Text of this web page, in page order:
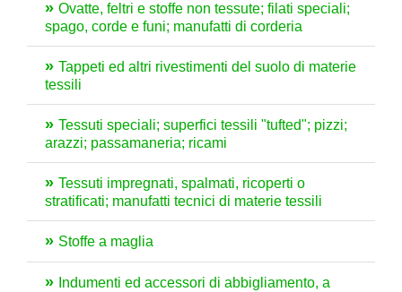
Ovatte, feltri e stoffe non tessute; filati speciali;
spago, corde e funi; manufatti di corderia
Tappeti ed altri rivestimenti del suolo di materie
tessili
Tessuti speciali; superfici tessili "tufted"; pizzi;
arazzi; passamaneria; ricami
Tessuti impregnati, spalmati, ricoperti o
stratificati; manufatti tecnici di materie tessili
Stoffe a maglia
Indumenti ed accessori di abbigliamento, a